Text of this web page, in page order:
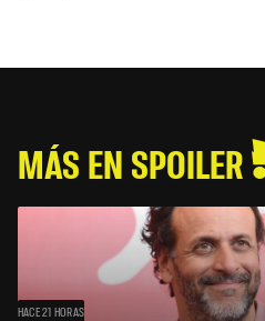
MÁS EN SPOILER
HACE 21 HORAS